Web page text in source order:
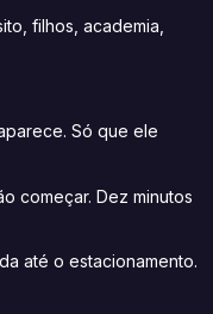
filhos, academia,
Só que ele
começar. Dez minutos
até o estacionamento.